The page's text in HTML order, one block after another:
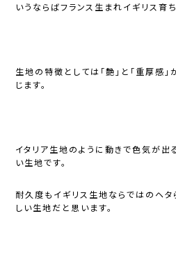
いうならばフランス生まれイギリス育ち
生地の特徴としては「艶」と「重厚感
じます。
イタリア生地のように動きで色気が出
い生地です。
耐久度もイギリス生地ならではのヘ
しい生地だと思います。